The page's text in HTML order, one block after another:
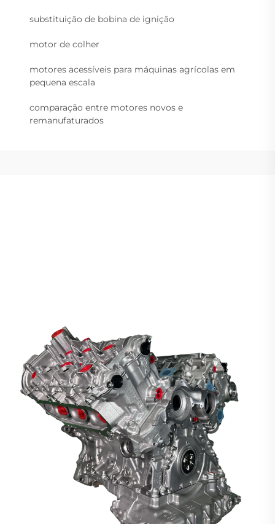
substituição de bobina de ignição
motor de colher
motores acessíveis para máquinas agrícolas em
pequena escala
comparação entre motores novos e
remanufaturados